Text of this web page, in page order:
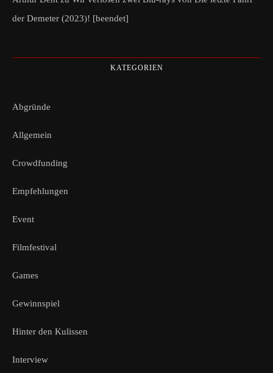
der Demeter (2023)! [beendet]
KATEGORIEN
Abgründe
Allgemein
Crowdfunding
Empfehlungen
Event
Filmfestival
Games
Gewinnspiel
Hinter den Kulissen
Interview